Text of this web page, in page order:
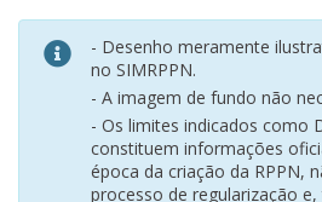
- Desenho meramente
no SIMRPPN.
- A imagem de fundo não
- Os limites indicados como
constituem informações
época da criação da RPPN,
processo de regularização